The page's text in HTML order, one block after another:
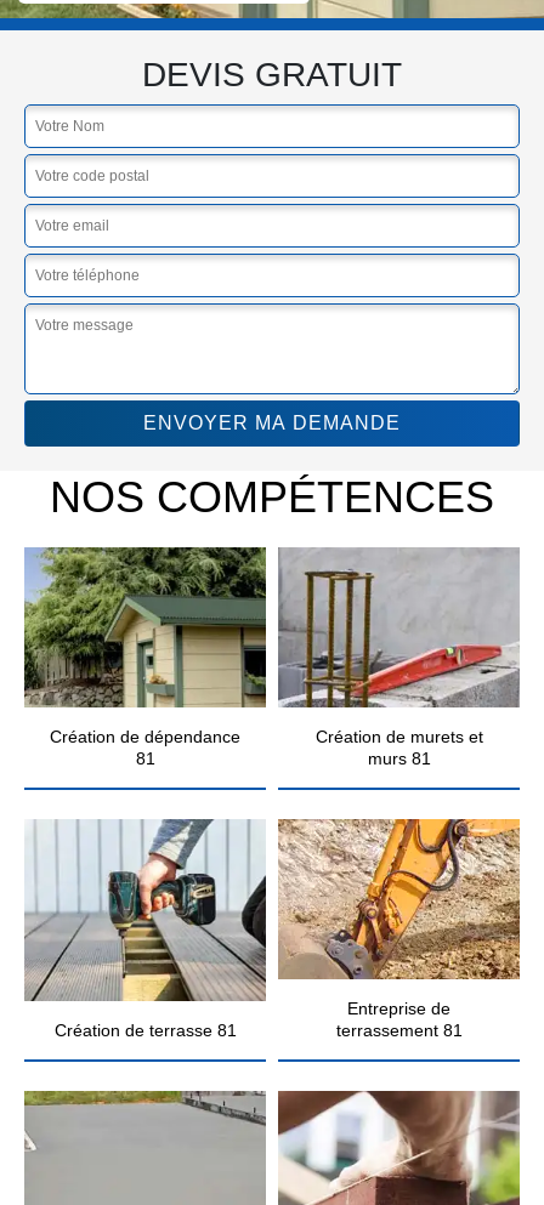
DEVIS GRATUIT
NOS COMPÉTENCES
Création de dépendance
81
Création de murets et
murs 81
Création de terrasse 81
Entreprise de
terrassement 81